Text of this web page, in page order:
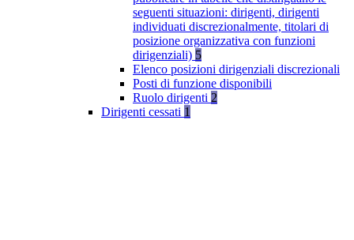
seguenti situazioni: dirigenti, dirigenti
individuati discrezionalmente, titolari di
posizione organizzativa con funzioni
dirigenziali) 5
Elenco posizioni dirigenziali discrezionali
Posti di funzione disponibili
Ruolo dirigenti 2
Dirigenti cessati 1